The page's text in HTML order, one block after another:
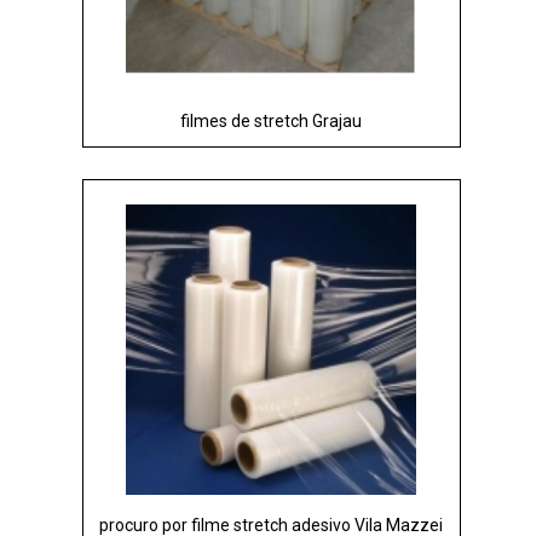
filmes de stretch Grajau
procuro por filme stretch adesivo Vila Mazzei